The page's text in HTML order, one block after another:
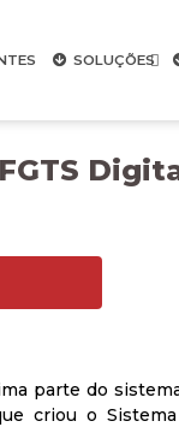
SOLUÇÕES
parte do
criou o